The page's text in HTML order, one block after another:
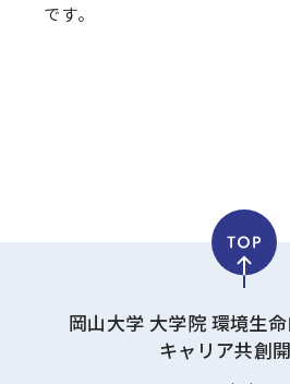
です。
岡山大学 大学院 環境生
キャリア共創